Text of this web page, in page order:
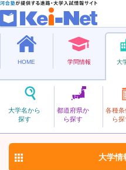
HOME 学問情報 大
大学名から
探す
都道府県か
ら探す
各種条
ら
私立
きょうえい
共栄大学
大学情